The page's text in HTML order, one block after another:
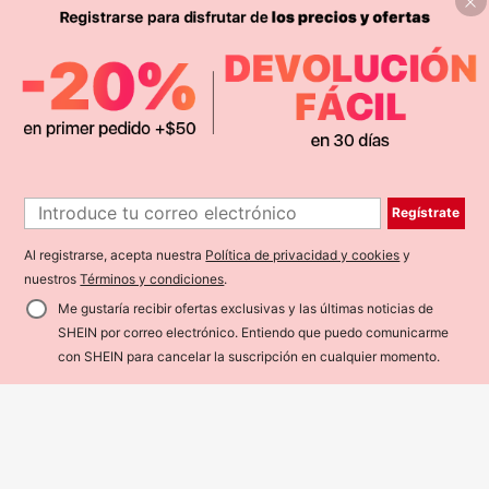
cidad, alta calidad, mochilas escola
res 2024
$38.33 -1%
Zapatos planos de mujer con punta
Navidad y Año Nuevo, elegantes p
ara usar con faldas en todas las est
aciones
1
Regístrate
Al registrarse, acepta nuestra Política de privacidad y cookies y
nuestrosTérminos y condiciones.
Me gustaría recibir ofertas exclusivas y las últimas noticias de
SHEIN por correo electrónico. Entiendo que puedo comunicarme
con SHEIN para cancelar la suscripción en cualquier momento.